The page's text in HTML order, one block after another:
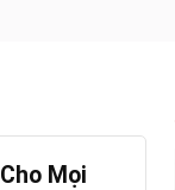
Mọi